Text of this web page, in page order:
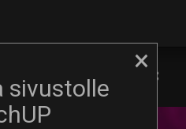
×
sivustolle
PLAYSTATION PC